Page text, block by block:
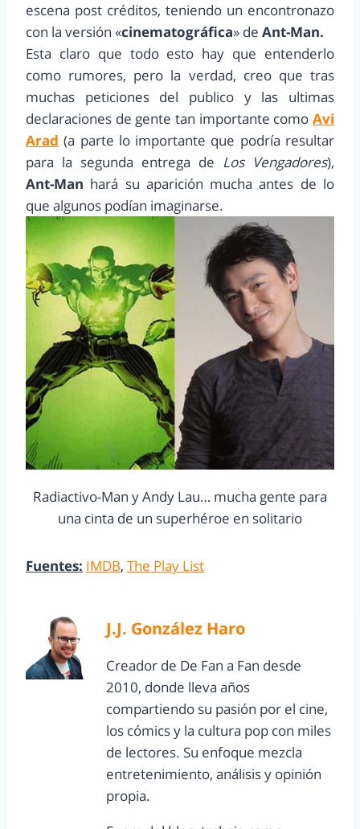
escena post créditos, teniendo un encontronazo
con la versión «cinematográfica» de Ant-Man.
Esta claro que todo esto hay que entenderlo
como rumores, pero la verdad, creo que tras
muchas peticiones del publico y las ultimas
declaraciones de gente tan importante como Avi
Arad (a parte lo importante que podría resultar
para la segunda entrega de Los Vengadores),
Ant-Man hará su aparición mucha antes de lo
que algunos podían imaginarse.
Radiactivo-Man y Andy Lau… mucha gente para
una cinta de un superhéroe en solitario
Fuentes: IMDB, The Play List
J.J. González Haro
Creador de De Fan a Fan desde
2010, donde lleva años
compartiendo su pasión por el cine,
los cómics y la cultura pop con miles
de lectores. Su enfoque mezcla
entretenimiento, análisis y opinión
propia.